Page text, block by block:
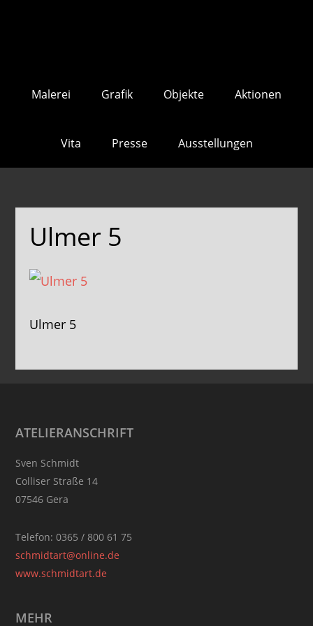
Malerei Grafik Objekte Aktionen
Vita Presse Ausstellungen
Ulmer 5
Ulmer 5
Footer
ATELIERANSCHRIFT
Sven Schmidt
Colliser Straße 14
07546 Gera
Telefon: 0365 / 800 61 75
schmidtart@online.de
www.schmidtart.de
MEHR